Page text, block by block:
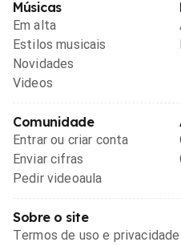
Músicas
Em alta
Estilos musicais
Novidades
Videos
Comunidade
Entrar ou criar conta
Enviar cifras
Pedir videoaula
Sobre o site
Termos de uso e privacidade